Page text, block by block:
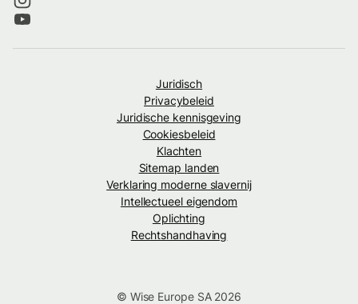
Juridisch
Privacybeleid
Juridische kennisgeving
Cookiesbeleid
Klachten
Sitemap landen
Verklaring moderne slavernij
Intellectueel eigendom
Oplichting
Rechtshandhaving
© Wise Europe SA 2026